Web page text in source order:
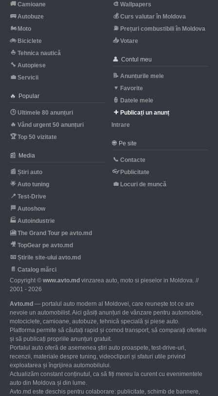
🚚 Camioane
🚌 Autobuze
🏍 Moto
🚲 Biciclete
⛵ Tehnica nautică
🔧 Autopiese
💼 Servicii
🔥 Popular
🕒 Ultimele 80 anunțuri
🔥 Vând urgent 50 anunțuri
🏆Top 50 vizitate
📰 Media
📰 Știri auto
🌟 Auto tuning
📍 Test-Drive
🏁 Autoshow
🏭 Autoindustrie
🎦 The Grand Tour pe avto.md
🎥 TopGear pe avto.md
📧 Știrile site-ului avto.md
📄 Catalog mărci
🎨 Wallpapers
💰 Curs valutar în Moldova
⛽ Prețuri combustibili în Moldova
📥 Votare
👤 Contul meu
📝 Anunțurile mele
♥ Favorite
👮 Datele mele
➕ Publicați un anunț
Intrare
🌐 Pe site
📞 Contacte
👓 Publicitate
💼 Locuri de muncă
Copyright © www.avto.md vinzarea auto, moto si pieselor in Moldova. //
2001 - 2026
Avto.md — portalul auto modern al Moldovei, care reunește tot ce are
nevoie un automobilist. Aici găsiți anunțuri de vânzare pentru automobile,
motociclete, camioane, autobuze, tehnică specială și piese auto.
Platforma permite să căutați rapid și comod transport, să comparați ofertele
și să publicați propriile anunțuri gratuit.
Portalul auto oferă de asemenea știri auto proaspete, test-drive-uri,
recenzii, materiale despre tuning, videoclipuri și sfaturi utile privind
exploatarea și îngrijirea automobilului.
Actualizăm constant conținutul, ca să fiți mereu la curent cu evenimentele
auto din Moldova și din lume.
Avto.md este deschis pentru colaborare: publicitate, schimb de bannere,